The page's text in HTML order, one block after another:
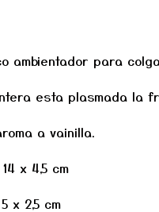
ambientador para
esta plasmada la
a vainilla.
x 4,5 cm
x 2,5 cm